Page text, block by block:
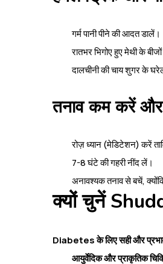
गर्म पानी पीने की आदत डालें।
रातभर भिगोए हुए मेथी के
दालचीनी की चाय शुगर के
तनाव कम करें और
रोज़ ध्यान (मेडिटेशन) करें
7-8 घंटे की गहरी नींद लें।
अनावश्यक तनाव से बचें,
क्यों चुनें
Diabetes के लिए सही और
आयुर्वेदिक और प्राकृतिक